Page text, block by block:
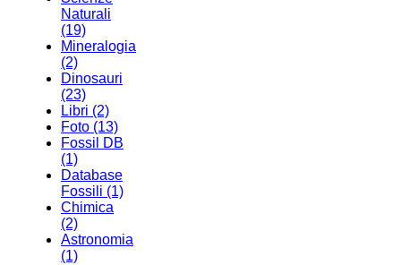
Naturali
(19)
Mineralogia
(2)
Dinosauri
(23)
Libri (2)
Foto (13)
Fossil DB
(1)
Database
Fossili (1)
Chimica
(2)
Astronomia
(1)